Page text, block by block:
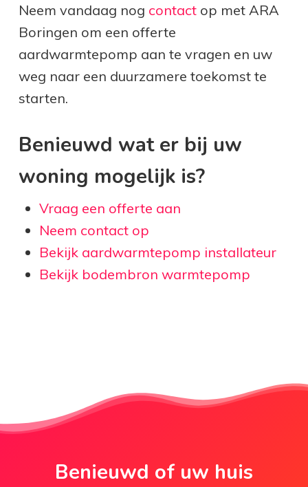
Neem vandaag nog contactop met ARA
Boringen om een offerte
aardwarmtepomp aan te vragen en uw
weg naar een duurzamere toekomst te
starten.
Benieuwd wat er bij uw
woning mogelijk is?
Vraag een offerte aan
Neem contact op
Bekijk aardwarmtepomp installateur
Bekijk bodembron warmtepomp
Benieuwd of uw huis